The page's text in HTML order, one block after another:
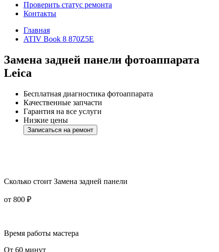
Проверить статус ремонта
Контакты
Главная
ATIV Book 8 870Z5E
Замена задней панели фотоаппарата
Leica
Бесплатная диагностика фотоаппарата
Качественные запчасти
Гарантия на все услуги
Низкие цены
Записаться на ремонт
Сколько стоит Замена задней панели
от 800 ₽
Время работы мастера
От 60 минут